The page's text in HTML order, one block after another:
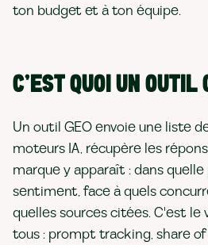
ton budget et à ton équipe.
C'EST QUOI UN OUTIL
Un outil GEO envoie une liste
moteurs IA, récupère les
marque y apparaît : dans
sentiment, face à quels
quelles sources citées. C'est le
tous : prompt tracking, share